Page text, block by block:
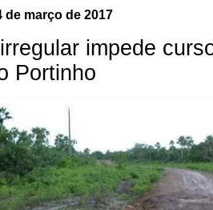
de março de 2017
impede
Portinho